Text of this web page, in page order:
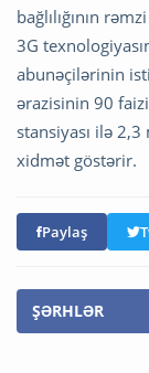
bağlılığının
3G
abunəçilərinin
ərazisinin 90
stansiyası ilə
xidmət göstərir.
Paylaş
ŞƏRHLƏR